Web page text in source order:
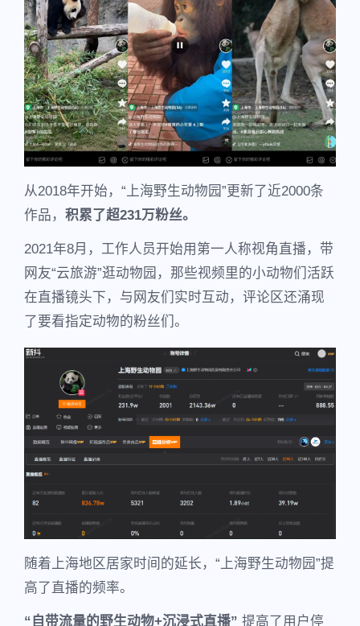
从2018年开始，“上海野生动物园”更新了近2000条
作品， 积累了超231万粉丝。
2021年8月，工作人员开始用第一人称视角直播，带
网友“云旅游”逛动物园，那些视频里的小动物们活跃
在直播镜头下，与网友们实时互动，评论区还涌现
了要看指定动物的粉丝们。
随着上海地区居家时间的延长，“上海野生动物园”提
高了直播的频率。
“自带流量的野生动物+沉浸式直播” 提高了用户停